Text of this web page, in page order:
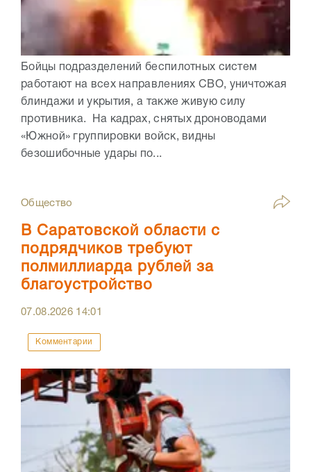
Бойцы подразделений беспилотных систем
работают на всех направлениях СВО, уничтожая
блиндажи и укрытия, а также живую силу
противника. На кадрах, снятых дроноводами
«Южной» группировки войск, видны
безошибочные удары по...
Общество
В Саратовской области с
подрядчиков требуют
полмиллиарда рублей за
благоустройство
07.08.2026 14:01
Комментарии